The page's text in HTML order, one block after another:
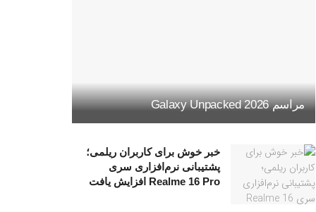
مراسم Galaxy Unpacked 2026
خبر خوش برای کاربران ریلمی؛
پشتیبانی نرم‌افزاری سری
Realme 16 Pro افزایش یافت